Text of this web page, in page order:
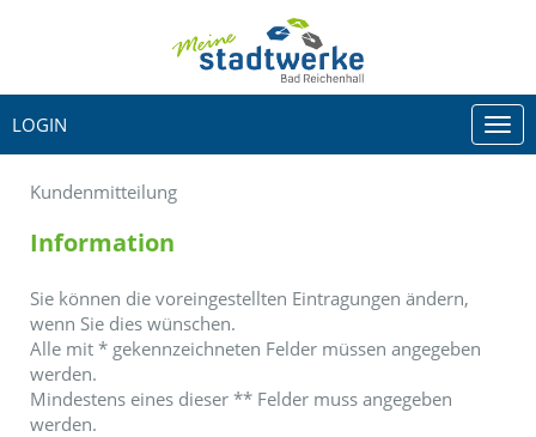
LOGIN
Kundenmitteilung
Information
Sie können die voreingestellten Eintragungen ändern,
wenn Sie dies wünschen.
Alle mit * gekennzeichneten Felder müssen angegeben
werden.
Mindestens eines dieser ** Felder muss angegeben
werden.